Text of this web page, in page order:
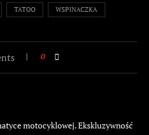
TATOO WSPINACZKA
0
motocyklowej. Ekskluzywność